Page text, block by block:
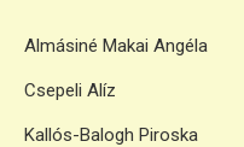
Almásiné Makai Angéla
Csepeli Alíz
Kallós-Balogh Piroska